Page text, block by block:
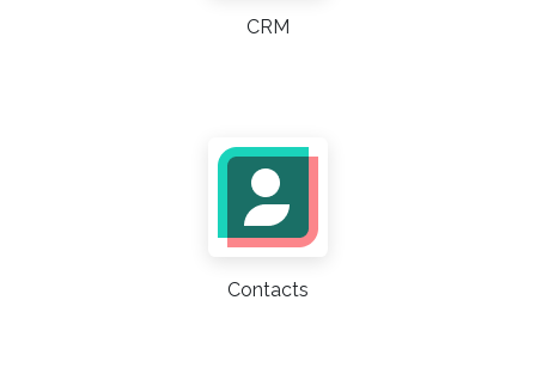
CRM
Contacts